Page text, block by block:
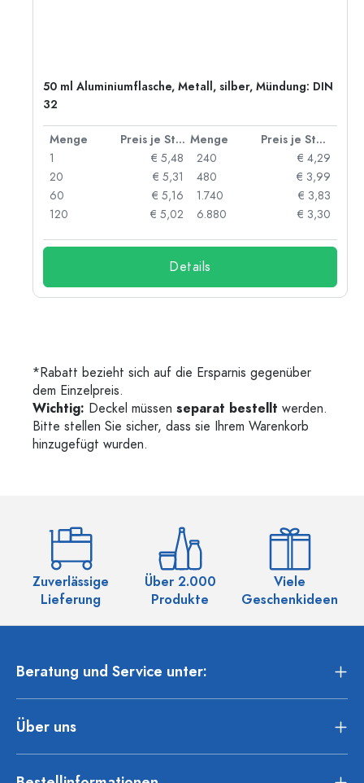
50 ml Aluminiumflasche, Metall, silber, Mündung: DIN
32
Menge Preis je Stück Menge
Preis je Stück
1
€ 5,48
20
€ 5,31
60
€ 5,16
120
€ 5,02
240
€ 4,29
480
€ 3,99
1.740
€ 3,83
6.880
€ 3,30
Details
*Rabatt bezieht sich auf die Ersparnis gegenüber
dem Einzelpreis.
Wichtig: Deckel müssen separat bestellt werden.
Bitte stellen Sie sicher, dass sie Ihrem Warenkorb
hinzugefügt wurden.
Zuverlässige
Lieferung
Über 2.000
Produkte
Viele
Geschenkideen
Beratung und Service unter:
Über uns